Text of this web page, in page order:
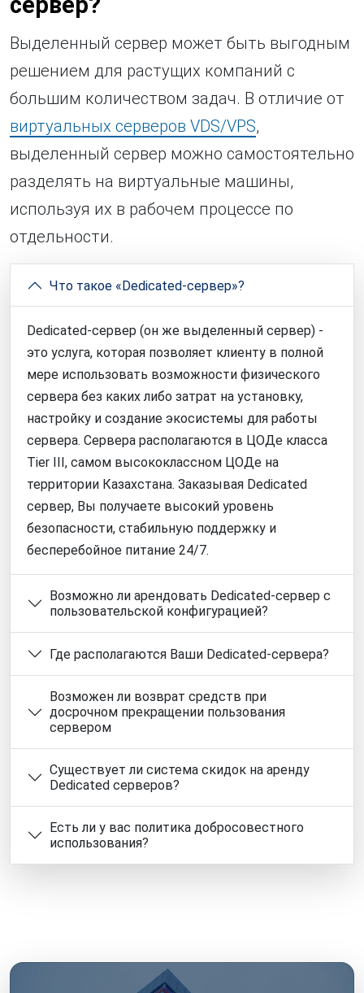
Выделенный сервер может быть выгодным
решением для растущих компаний с
большим количеством задач. В отличие от
виртуальных серверов VDS/VPS,
выделенный сервер можно самостоятельно
разделять на виртуальные машины,
используя их в рабочем процессе по
отдельности.
Что такое «Dedicated-сервер»?
Dedicated-сервер (он же выделенный сервер) -
это услуга, которая позволяет клиенту в полной
мере использовать возможности физического
сервера без каких либо затрат на установку,
настройку и создание экосистемы для работы
сервера. Сервера располагаются в ЦОДе класса
Tier III, самом высококлассном ЦОДе на
территории Казахстана. Заказывая Dedicated
сервер, Вы получаете высокий уровень
безопасности, стабильную поддержку и
бесперебойное питание 24/7.
Возможно ли арендовать Dedicated-сервер с
пользовательской конфигурацией?
Где располагаются Ваши Dedicated-сервера?
Возможен ли возврат средств при
досрочном прекращении пользования
сервером
Существует ли система скидок на аренду
Dedicated серверов?
Есть ли у вас политика добросовестного
использования?